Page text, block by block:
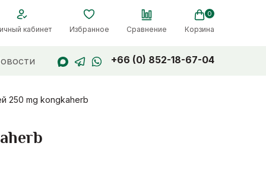
кабинет Избранное Сравнение
0
Корзина
+66 (0) 852-18-67-04
250 mg kongkaherb